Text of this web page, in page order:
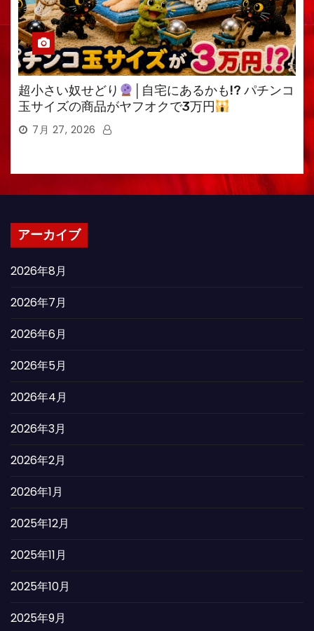
超小さい奴せどり
│自宅にあるかも!? パチンコ
玉サイズの商品がヤフオクで3万円
7月 27, 2026
アーカイブ
2026年8月
2026年7月
2026年6月
2026年5月
2026年4月
2026年3月
2026年2月
2026年1月
2025年12月
2025年11月
2025年10月
2025年9月